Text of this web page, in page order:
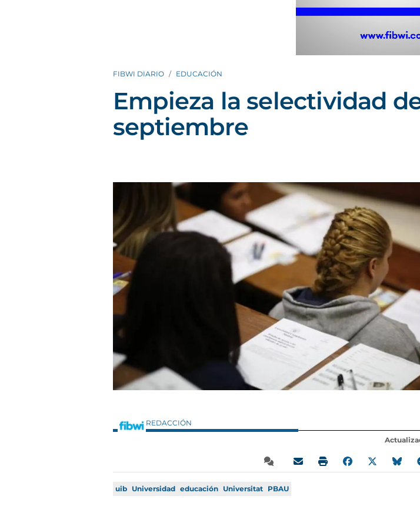
FIBWI DIARIO EDUCACIÓN
Empieza la selectividad
septiembre
REDACCIÓN
uib Universidad educación Universitat PBAU